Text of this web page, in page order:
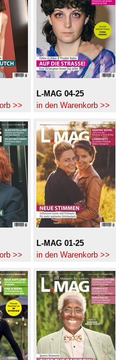
>>
L-MAG 04-25
in den Warenkorb >>
>>
L-MAG 01-25
in den Warenkorb >>